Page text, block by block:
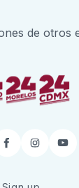
de otros
Facebook